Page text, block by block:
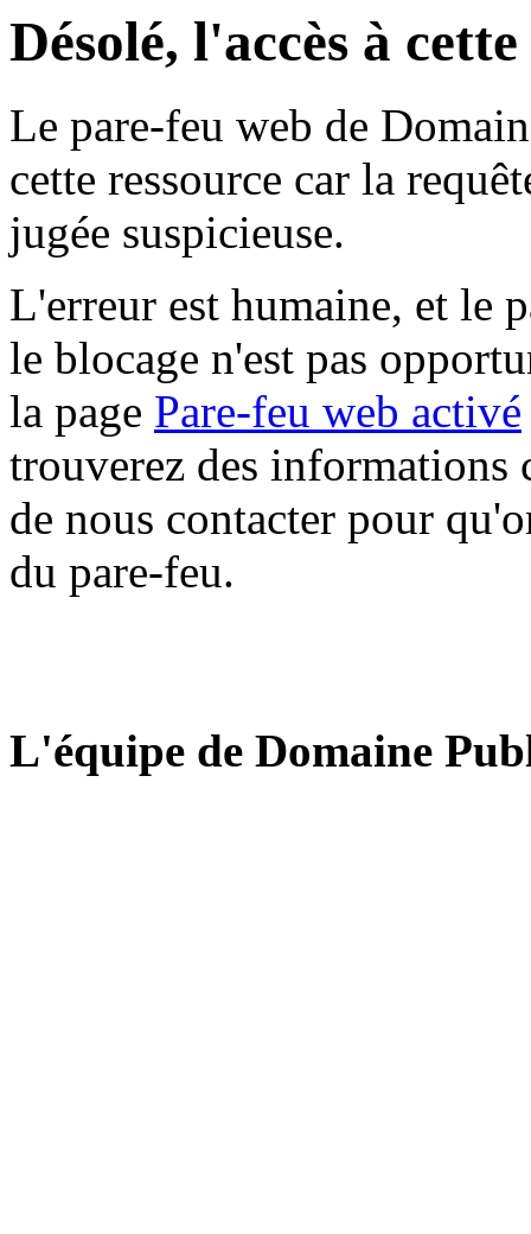
Désolé, l'accès à
Le pare-feu web de
cette ressource car la
jugée suspicieuse.
L'erreur est humaine, et le
le blocage n'est pas
la page Pare-feu web activé
trouverez des informations
de nous contacter pour
du pare-feu.
L'équipe de Domaine